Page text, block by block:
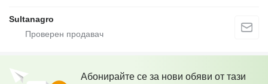
Sultanagro
Абонирайте се за нови обяви от тази